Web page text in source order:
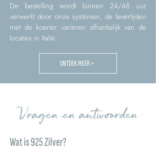
De bestelling wordt binnen 24/48 uur
verwerkt door onze systemen, de levertijden
met de koerier variëren afhankelijk van de
locaties in Italië.
ONTDEK MEER >
Vragen en antwoorden
Wat is 925 Zilver?